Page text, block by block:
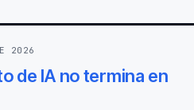
2026
de IA no termina en